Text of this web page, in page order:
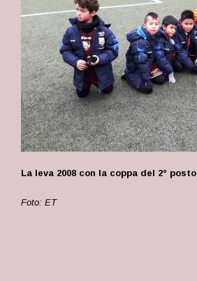
La leva 2008 con la coppa del 2° posto
Foto: ET